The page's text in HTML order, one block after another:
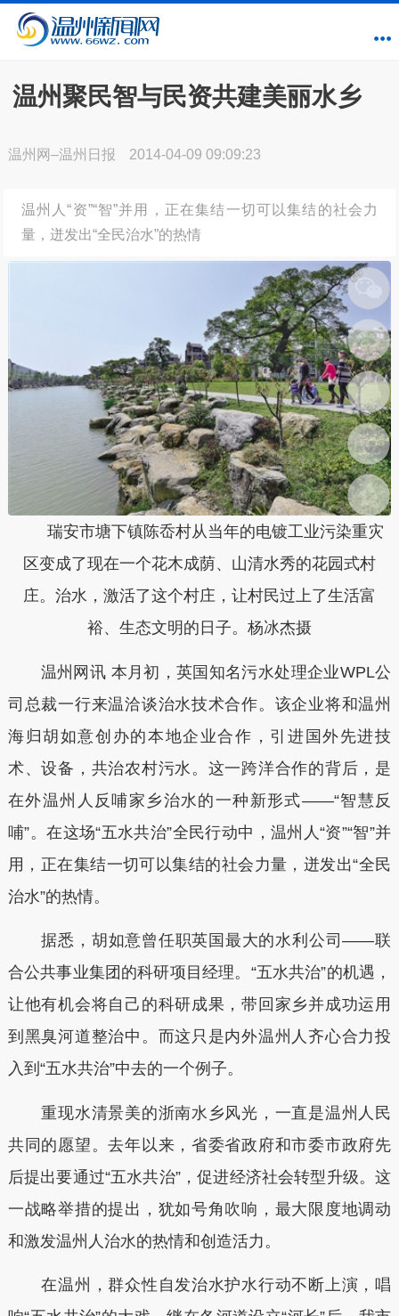
温州聚民智与民资共建美丽水乡
温州网–温州日报 2014-04-09 09:09:23
温州人“资”“智”并用，正在集结一切可以集结的社会力
量，迸发出“全民治水”的热情
瑞安市塘下镇陈岙村从当年的电镀工业污染重灾
区变成了现在一个花木成荫、山清水秀的花园式村
庄。治水，激活了这个村庄，让村民过上了生活富
裕、生态文明的日子。杨冰杰摄
温州网讯 本月初，英国知名污水处理企业WPL公
司总裁一行来温洽谈治水技术合作。该企业将和温州
海归胡如意创办的本地企业合作，引进国外先进技
术、设备，共治农村污水。这一跨洋合作的背后，是
在外温州人反哺家乡治水的一种新形式——“智慧反
哺”。在这场“五水共治”全民行动中，温州人“资”“智”并
用，正在集结一切可以集结的社会力量，迸发出“全民
治水”的热情。
据悉，胡如意曾任职英国最大的水利公司——联
合公共事业集团的科研项目经理。“五水共治”的机遇，
让他有机会将自己的科研成果，带回家乡并成功运用
到黑臭河道整治中。而这只是内外温州人齐心合力投
入到“五水共治”中去的一个例子。
重现水清景美的浙南水乡风光，一直是温州人民
共同的愿望。去年以来，省委省政府和市委市政府先
后提出要通过“五水共治”，促进经济社会转型升级。这
一战略举措的提出，犹如号角吹响，最大限度地调动
和激发温州人治水的热情和创造活力。
在温州，群众性自发治水护水行动不断上演，唱